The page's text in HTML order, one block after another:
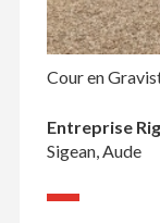
Cour en
Entreprise
Sigean, Aude